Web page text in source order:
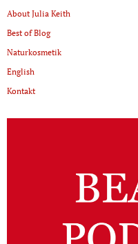
About Julia Keith
Best of Blog
Naturkosmetik
English
Kontakt